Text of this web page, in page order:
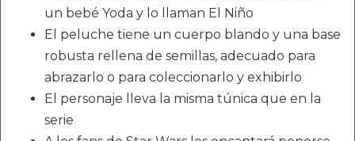
un bebé Yoda y lo llaman El Niño
El peluche tiene un cuerpo blando y una base
robusta rellena de semillas, adecuado para
abrazarlo o para coleccionarlo y exhibirlo
El personaje lleva la misma túnica que en la
serie